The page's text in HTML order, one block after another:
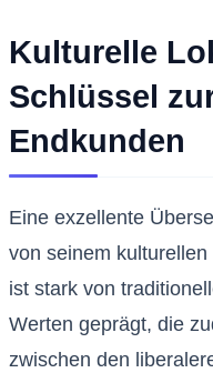
Kulturelle
Schlüssel
Endkunden
Eine exzellente
von seinem
ist stark von
Werten geprägt, die
zwischen den